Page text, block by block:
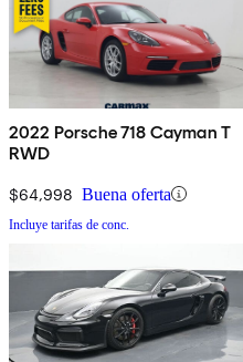
2022 Porsche 718 Cayman T
RWD
$64,998 Buena oferta
Incluye tarifas de conc.